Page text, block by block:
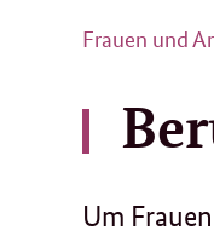
Frauen und
Um